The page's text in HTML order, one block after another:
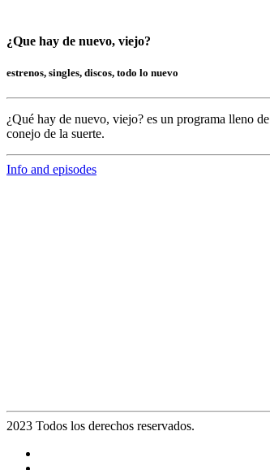
¿Que hay de nuevo, viejo?
estrenos, singles, discos, todo lo nuevo
¿Qué hay de nuevo, viejo? es un programa lleno de
conejo de la suerte.
Info and episodes
2023 Todos los derechos reservados.